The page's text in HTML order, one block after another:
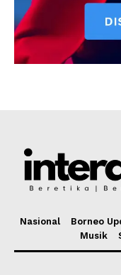
Nasional Borneo
Musik